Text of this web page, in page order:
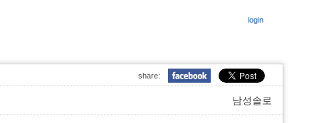
login
share:
남성솔로